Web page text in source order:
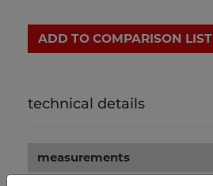
ADD TO COMPARISON LIST
technical details
measurements